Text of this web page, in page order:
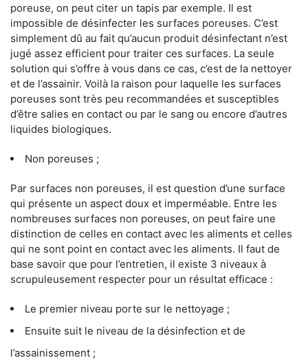
poreuse, on peut citer un tapis par exemple. Il est
impossible de désinfecter les surfaces poreuses. C’est
simplement dû au fait qu’aucun produit désinfectant n’est
jugé assez efficient pour traiter ces surfaces. La seule
solution qui s’offre à vous dans ce cas, c’est de la nettoyer
et de l’assainir. Voilà la raison pour laquelle les surfaces
poreuses sont très peu recommandées et susceptibles
d’être salies en contact ou par le sang ou encore d’autres
liquides biologiques.
Non poreuses ;
Par surfaces non poreuses, il est question d’une surface
qui présente un aspect doux et imperméable. Entre les
nombreuses surfaces non poreuses, on peut faire une
distinction de celles en contact avec les aliments et celles
qui ne sont point en contact avec les aliments. Il faut de
base savoir que pour l’entretien, il existe 3 niveaux à
scrupuleusement respecter pour un résultat efficace :
Le premier niveau porte sur le nettoyage ;
Ensuite suit le niveau de la désinfection et de
l’assainissement ;